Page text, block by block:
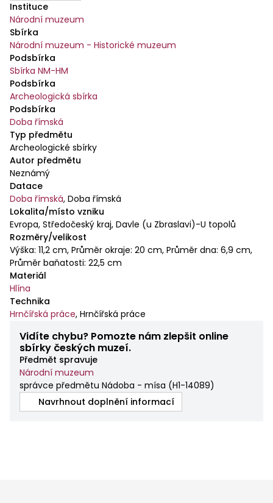
Instituce
Národní muzeum
Sbírka
Národní muzeum - Historické muzeum
Podsbírka
Sbírka NM-HM
Podsbírka
Archeologická sbírka
Podsbírka
Doba římská
Typ předmětu
Archeologické sbírky
Autor předmětu
Neznámý
Datace
Doba římská, Doba římská
Lokalita/místo vzniku
Evropa, Středočeský kraj, Davle (u Zbraslavi)-U topolů
Rozměry/velikost
Výška: 11,2 cm, Průměr okraje: 20 cm, Průměr dna: 6,9 cm,
Průměr baňatosti: 22,5 cm
Materiál
Hlína
Technika
Hrnčířská práce, Hrnčířská práce
Vidíte chybu? Pomozte nám zlepšit online
sbírky českých muzeí.
Předmět spravuje
Národní muzeum
správce předmětu Nádoba - mísa (H1-14089)
Navrhnout doplnění informací